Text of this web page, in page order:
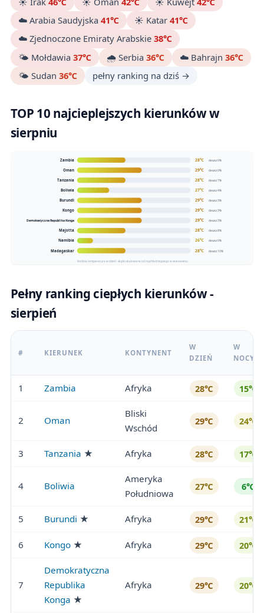
☁️ Arabia Saudyjska 41℃ ☀️ Katar 41℃
☁️ Zjednoczone Emiraty Arabskie 38℃
🌤️ Mołdawia 37℃ 🌧️ Serbia 36℃ ☁️ Bahrajn 36℃
🌤️ Sudan 36℃ pełny ranking na dziś →
TOP 10 najcieplejszych kierunków w
sierpniu
Zambia 28℃ deszcz 0%
Oman 29℃ deszcz 0%
Tanzania 28℃ deszcz 7%
Boliwia 27℃ deszcz 4%
Burundi 29℃ deszcz 3%
Kongo 29℃ deszcz 3%
Demokratyczna Republika Konga 29℃ deszcz 3%
Majotta 28℃ deszcz 8%
Namibia 26℃ deszcz 0%
Madagaskar 28℃ deszcz 10%
średnia temperatura w dzień · słupki skalowane od najchłodniejszego w zestawieniu
Pełny ranking ciepłych kierunków -
sierpień
# KIERUNEK KONTYNENT
W
DZIEŃ
W
NOCY
1 Zambia Afryka 28℃ 15℃
2 Oman
Bliski
Wschód
29℃ 24℃
3 Tanzania ★ Afryka 28℃ 17℃
4 Boliwia
Ameryka
Południowa
27℃ 6℃
5 Burundi ★ Afryka 29℃ 21℃
6 Kongo ★ Afryka 29℃ 20℃
7
Demokratyczna
Republika
Konga ★
Afryka 29℃ 20℃